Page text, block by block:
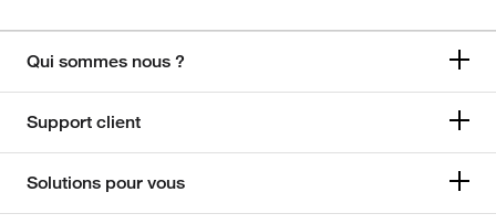
Qui sommes nous ?
Support client
Solutions pour vous